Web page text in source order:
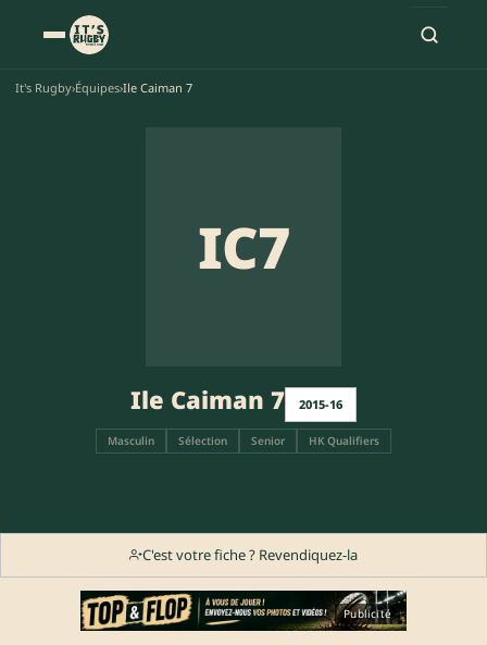
It's Rugby›Équipes›Ile Caiman 7
IC7
Ile Caiman 7 2015-16
Masculin Sélection Senior HK Qualifiers
C'est votre fiche ? Revendiquez-la
Publicité